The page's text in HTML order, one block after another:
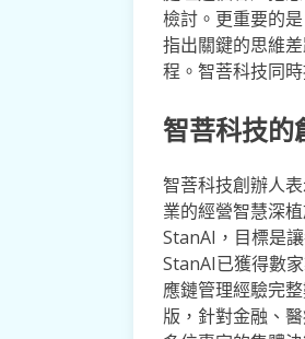
檢討。更重要的
指出關鍵的思維
程。智菩科技同
智菩科技的
智菩科技創辦人
業的經營智慧深
StanAI，目標是
StanAI已獲得數
應鏈管理經驗完
版，針對金融、